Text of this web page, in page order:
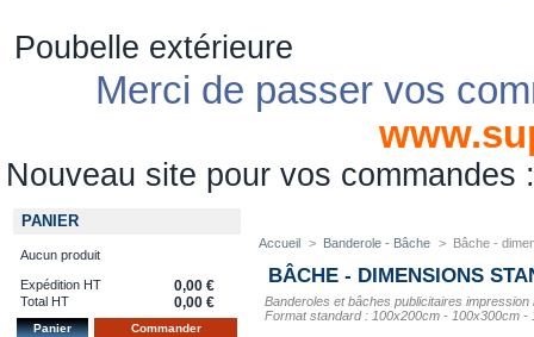
Poubelle extérieure
Merci de passer vos
Nouveau site pour vos commandes
PANIER
Aucun produit
Expédition HT 0,00 €
Total HT 0,00 €
Panier Commander
Accueil > Banderole - Bâche > Bâche -
BÂCHE - DIMENSIONS
Banderoles et bâches publicitaires
Format standard : 100x200cm - 100x300cm -